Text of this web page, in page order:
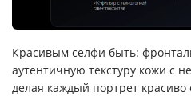
Красивым селфи быть:
аутентичную текстуру кожи с
делая каждый портрет красиво